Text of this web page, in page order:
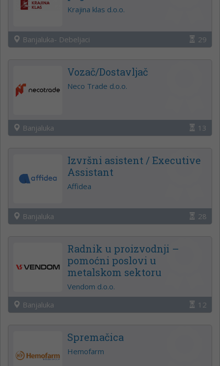
Krajina klas d.o.o.
Banjaluka- Debeljaci 29
Vozač/Dostavljač
Neco Trade d.o.o.
Banjaluka 13
Izvršni asistent / Executive
Assistant
Affidea
Banjaluka 28
Radnik u proizvodnji –
pomoćni poslovi u
metalskom sektoru
Vendom d.o.o.
Banjaluka
12
Spremačica
Hemofarm